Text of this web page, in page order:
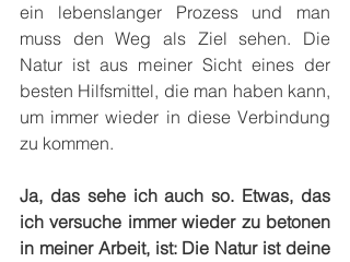
ein lebenslanger Prozess und man
muss den Weg als Ziel sehen. Die
Natur ist aus meiner Sicht eines der
besten Hilfsmittel, die man haben kann,
um immer wieder in diese Verbindung
zu kommen.
Ja, das sehe ich auch so. Etwas, das
ich versuche immer wieder zu betonen
in meiner Arbeit, ist: Die Natur ist deine